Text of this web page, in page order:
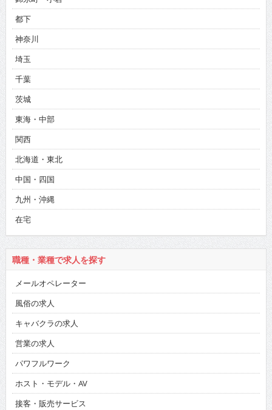
都下
神奈川
埼玉
千葉
茨城
東海・中部
関西
北海道・東北
中国・四国
九州・沖縄
在宅
職種・業種で求人を探す
メールオペレーター
風俗の求人
キャバクラの求人
営業の求人
パワフルワーク
ホスト・モデル・AV
接客・販売サービス